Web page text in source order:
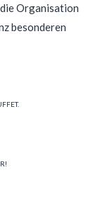
Organisation
besonderen